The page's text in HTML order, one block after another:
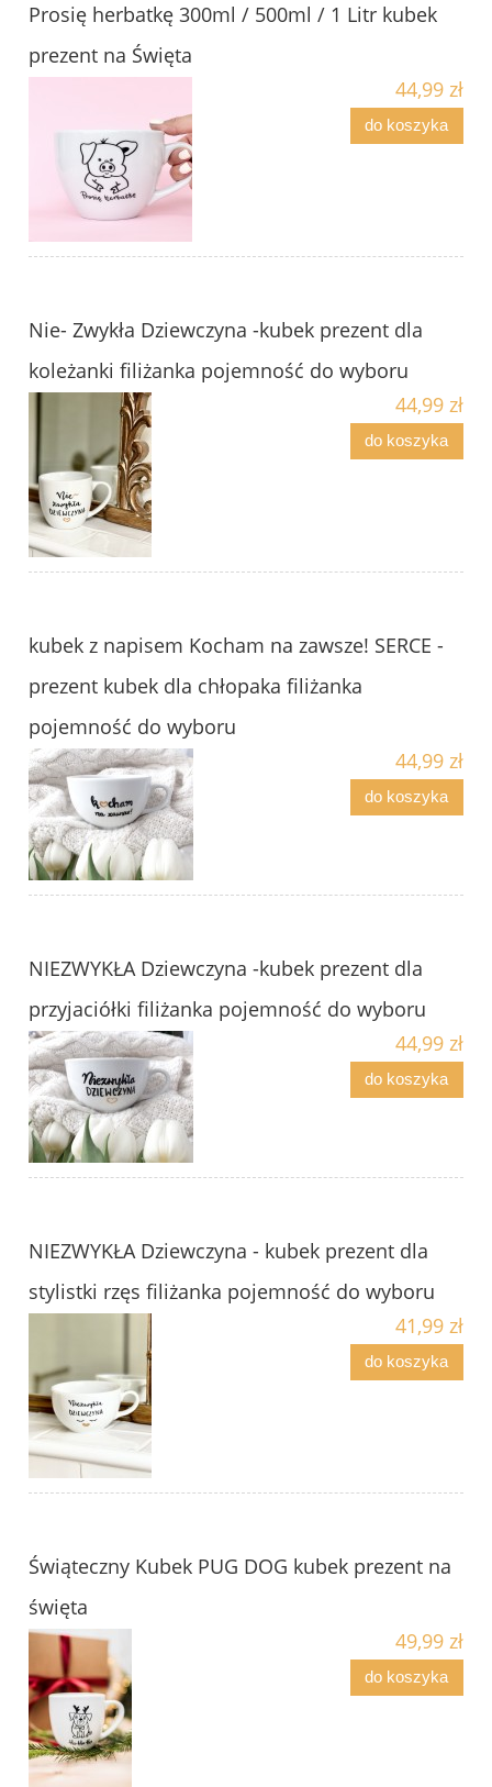
Prosię herbatkę 300ml / 500ml / 1 Litr kubek
prezent na Święta
44,99 zł
do koszyka
Nie- Zwykła Dziewczyna -kubek prezent dla
koleżanki filiżanka pojemność do wyboru
44,99 zł
do koszyka
kubek z napisem Kocham na zawsze! SERCE -
prezent kubek dla chłopaka filiżanka
pojemność do wyboru
44,99 zł
do koszyka
NIEZWYKŁA Dziewczyna -kubek prezent dla
przyjaciółki filiżanka pojemność do wyboru
44,99 zł
do koszyka
NIEZWYKŁA Dziewczyna - kubek prezent dla
stylistki rzęs filiżanka pojemność do wyboru
41,99 zł
do koszyka
Świąteczny Kubek PUG DOG kubek prezent na
święta
49,99 zł
do koszyka